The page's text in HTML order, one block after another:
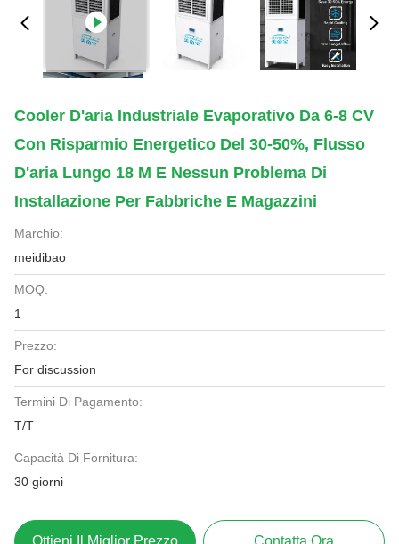
Cooler D'aria Industriale Evaporativo Da 6-8 CV
Con Risparmio Energetico Del 30-50%, Flusso
D'aria Lungo 18 M E Nessun Problema Di
Installazione Per Fabbriche E Magazzini
Marchio:
meidibao
MOQ:
1
Prezzo:
For discussion
Termini Di Pagamento:
T/T
Capacità Di Fornitura:
30 giorni
Ottieni Il Miglior Prezzo Contatta Ora